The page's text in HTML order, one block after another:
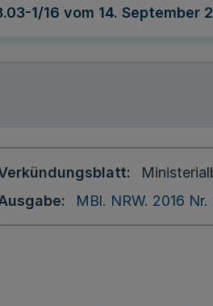
1/16 vom 14. September
MBl. NRW. 2016 Nr.